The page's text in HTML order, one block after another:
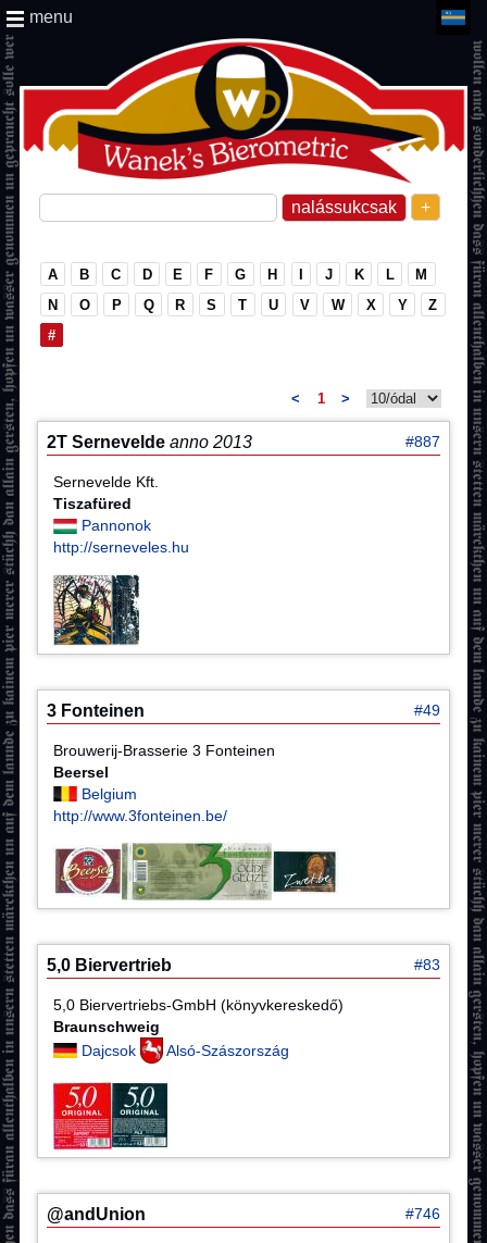
+
menu
A B C D E F G H I J K L
M
N
O P Q R S T U V W X Y
Z
#
< 1 >
2T Sernevelde anno 2013 #887
Sernevelde Kft.
Tiszafüred
Pannonok
http://serneveles.hu
3 Fonteinen #49
Brouwerij-Brasserie 3 Fonteinen
Beersel
Belgium
http://www.3fonteinen.be/
5,0 Biervertrieb #83
5,0 Biervertriebs-GmbH (könyvkereskedő)
Braunschweig
Dajcsok
Alsó-Szászország
@andUnion #746